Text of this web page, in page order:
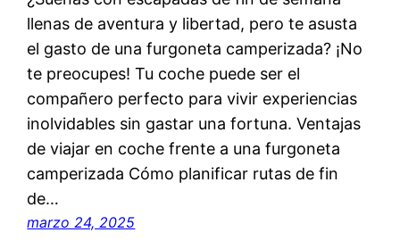
llenas de aventura y libertad, pero te asusta
el gasto de una furgoneta camperizada? ¡No
te preocupes! Tu coche puede ser el
compañero perfecto para vivir experiencias
inolvidables sin gastar una fortuna. Ventajas
de viajar en coche frente a una furgoneta
camperizada Cómo planificar rutas de fin
de…
marzo 24, 2025